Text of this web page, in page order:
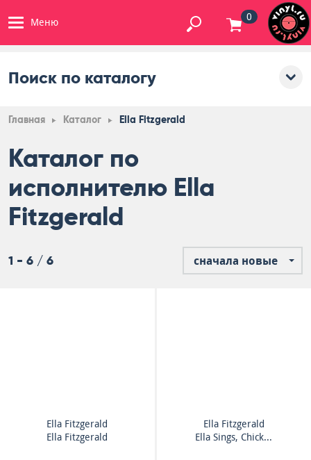
Меню 0
Поиск по каталогу
Главная Каталог Ella Fitzgerald
Каталог по
исполнителю Ella
Fitzgerald
1 - 6 / 6 сначала новые
Ella Fitzgerald
Ella Fitzgerald
Ella Fitzgerald
Ella Sings, Chick...